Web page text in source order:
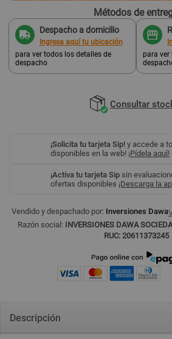
Métodos de
Despacho a domicilio
Ingresa aquí tu ubicación
para ver todos los detalles de
despacho
para ver
Consultar
¡Solicita tu tarjeta Sip! y accede a
disponibles en la web! ¡Pídela aquí!
¡Activa tu tarjeta Sip sin
ofertas disponibles ¡Descarga la
Vendido y despachado por: Inversiones Dawa
Razón social: INVERSIONES DAWA
RUC: 20611373245
Descripción